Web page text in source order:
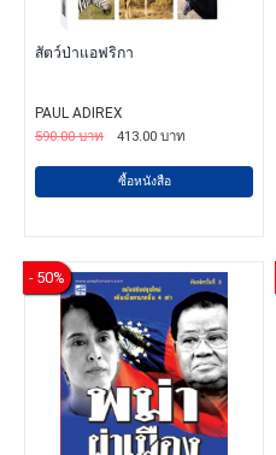
สัตว์ป่าแอฟริกา
PAUL ADIREX
590.00 บาท
413.00 บาท
ซื้อหนังสือ
- 50%